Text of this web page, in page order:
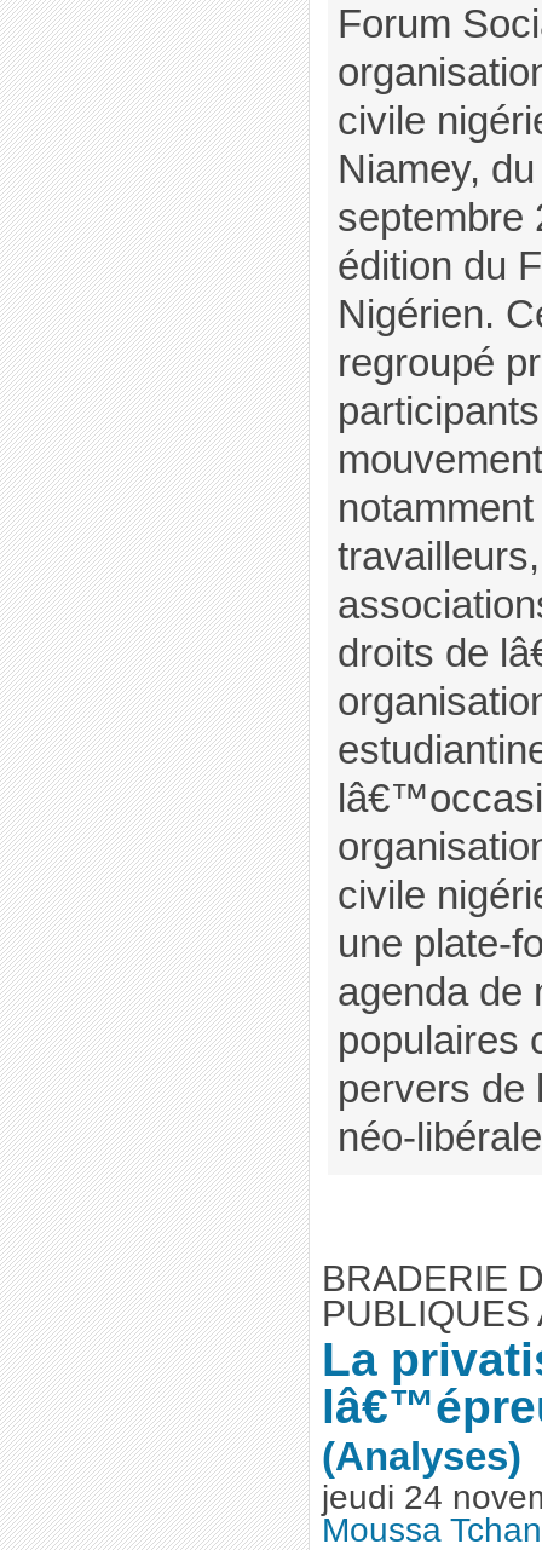
Forum
civile
Niamey,
septembre
édition du
Nigérien.
regroupé
droits de
civile
une plate-
agenda de
populaires
pervers de
néo-
BRADERIE
PUBLIQUES
La
(Analyses)
jeudi 24
Moussa